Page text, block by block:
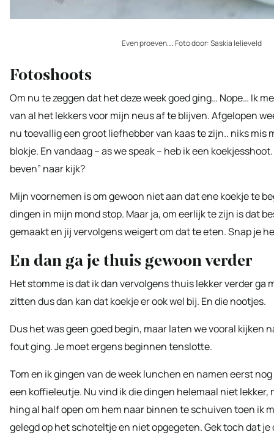
Even proeven…. Foto door: Saskia lelieveld
Fotoshoots
Om nu te zeggen dat het deze week goed ging… Nope… Ik
van al het lekkers voor mijn neus af te blijven. Afgelopen
nu toevallig een groot liefhebber van kaas te zijn.. niks
blokje. En vandaag – as we speak – heb ik een
beven” naar kijk?
Mijn voornemen is om gewoon niet aan dat ene koekje te
dingen in mijn mond stop. Maar ja, om eerlijk te zijn is dat
gemaakt en jij vervolgens weigert om dat te eten. Snap je
En dan ga je thuis gewoon verder
Het stomme is dat ik dan vervolgens thuis lekker verder ga
zitten dus dan kan dat koekje er ook wel bij. En die nootjes.
Dus het was geen goed begin, maar laten we vooral kijken
fout ging. Je moet ergens beginnen tenslotte.
Tom en ik gingen van de week lunchen en namen eerst
een koffieleutje. Nu vind ik die dingen helemaal niet
hing al half open om hem naar binnen te schuiven toen ik
gelegd op het schoteltje en niet opgegeten. Gek toch dat